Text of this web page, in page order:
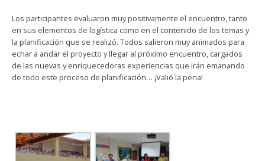
Los participantes evaluaron muy positivamente el encuentro, tanto
en sus elementos de logística como en el contenido de los temas y
la planificación que se realizó. Todos salieron muy animados para
echar a andar el proyecto y llegar al próximo encuentro, cargados
de las nuevas y enriquecedoras experiencias que irán emanando
de todo este proceso de planificación… ¡Valió la pena!